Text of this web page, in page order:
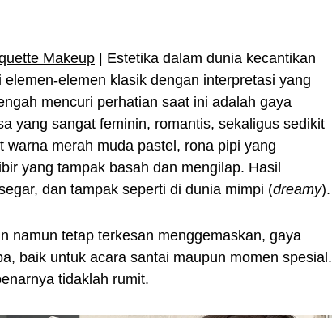
Makeup | Estetika dalam dunia kecantikan
elemen klasik dengan interpretasi yang
mencuri perhatian saat ini adalah gaya
yang sangat feminin, romantis, sekaligus sedikit
merah muda pastel, rona pipi yang
yang tampak basah dan mengilap. Hasil
dan tampak seperti di dunia mimpi (dreamy).
namun tetap terkesan menggemaskan, gaya
baik untuk acara santai maupun momen spesial.
tidaklah rumit.